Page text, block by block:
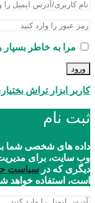
مرا به خاطر بسپار
ورود
کاربر ابزار تراش
ثبت نام
داده های شخصی شما
وب سایت، برای
دیگری که در سیاست
است، استفاده خواهد